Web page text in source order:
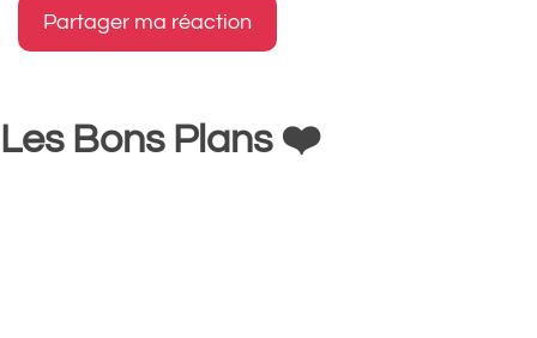
Les Bons Plans ❤️